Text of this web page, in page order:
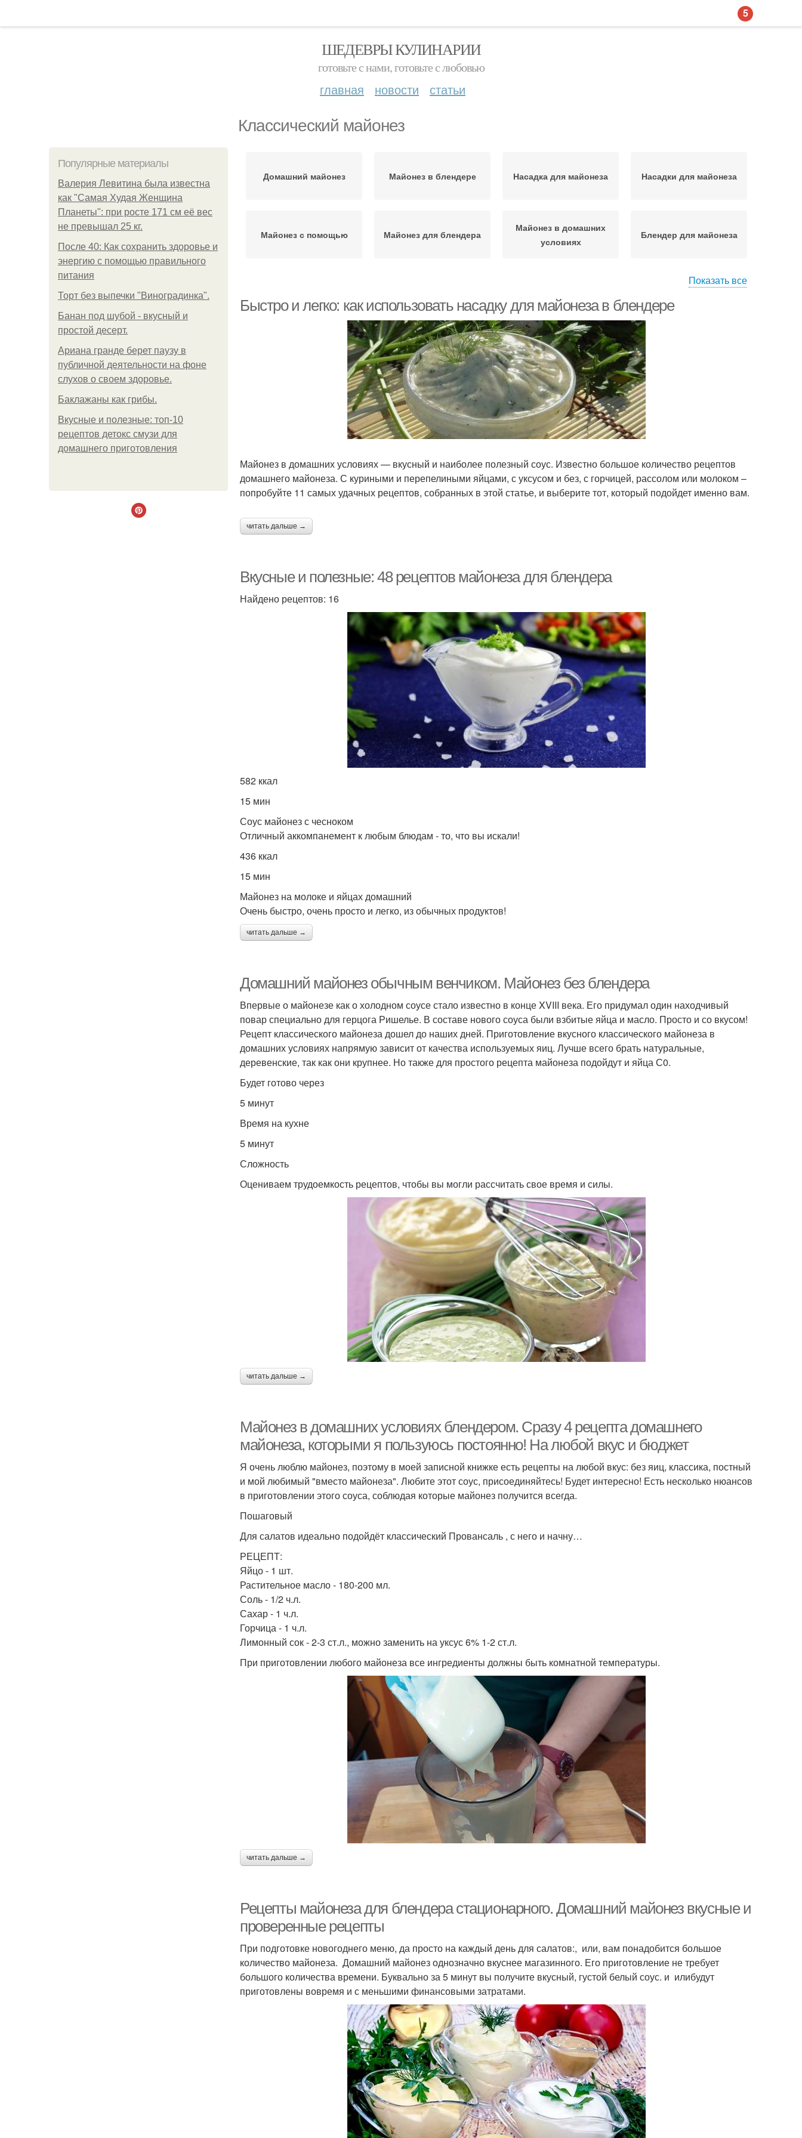
ШЕДЕВРЫ КУЛИНАРИИ
готовьте с нами, готовьте с любовью
главная новости статьи
Классический майонез
Популярные материалы
Валерия Левитина была известна
как "Самая Худая Женщина
Планеты": при росте 171 см её вес
не превышал 25 кг.
После 40: Как сохранить здоровье и
энергию с помощью правильного
питания
Торт без выпечки "Виноградинка".
Банан под шубой - вкусный и
простой десерт.
Ариана гранде берет паузу в
публичной деятельности на фоне
слухов о своем здоровье.
Баклажаны как грибы.
Вкусные и полезные: топ-10
рецептов детокс смузи для
домашнего приготовления
Домашний майонез Майонез в блендере Насадка для майонеза Насадки для майонеза
Майонез с помощью Майонез для блендера
Майонез в домашних
условиях
Блендер для майонеза
порошке
желтках
Майонез без горчицы Полезный майонез Майонез с горчицей
Майонез с лимонным
Майонез с уксусом
Майонез в
измельчителе
Блендер с майонезом
Быстрый майонез Майонез на желтках Майонез без яиц
Майонез без погружного
блендера
Минутный майонез
Показать все
Быстро и легко: как использовать насадку для майонеза в блендере
Майонез в домашних условиях — вкусный и наиболее полезный соус. Известно большое количество рецептов
домашнего майонеза. С куриными и перепелиными яйцами, с уксусом и без, с горчицей, рассолом или молоком –
попробуйте 11 самых удачных рецептов, собранных в этой статье, и выберите тот, который подойдет именно вам.
читать дальше →
Вкусные и полезные: 48 рецептов майонеза для блендера
Найдено рецептов: 16
582 ккал
15 мин
Соус майонез с чесноком
Отличный аккомпанемент к любым блюдам - то, что вы искали!
436 ккал
15 мин
Майонез на молоке и яйцах домашний
Очень быстро, очень просто и легко, из обычных продуктов!
читать дальше →
Домашний майонез обычным венчиком. Майонез без блендера
Впервые о майонезе как о холодном соусе стало известно в конце XVIII века. Его придумал один находчивый
повар специально для герцога Ришелье. В составе нового соуса были взбитые яйца и масло. Просто и со вкусом!
Рецепт классического майонеза дошел до наших дней. Приготовление вкусного классического майонеза в
домашних условиях напрямую зависит от качества используемых яиц. Лучше всего брать натуральные,
деревенские, так как они крупнее. Но также для простого рецепта майонеза подойдут и яйца С0.
Будет готово через
5 минут
Время на кухне
5 минут
Сложность
Оцениваем трудоемкость рецептов, чтобы вы могли рассчитать свое время и силы.
читать дальше →
Майонез в домашних условиях блендером. Сразу 4 рецепта домашнего
майонеза, которыми я пользуюсь постоянно! На любой вкус и бюджет
Я очень люблю майонез, поэтому в моей записной книжке есть рецепты на любой вкус: без яиц, классика, постный
и мой любимый "вместо майонеза". Любите этот соус, присоединяйтесь! Будет интересно! Есть несколько нюансов
в приготовлении этого соуса, соблюдая которые майонез получится всегда.
Пошаговый
Для салатов идеально подойдёт классический Провансаль , с него и начну…
РЕЦЕПТ:
Яйцо - 1 шт.
Растительное масло - 180-200 мл.
Соль - 1/2 ч.л.
Сахар - 1 ч.л.
Горчица - 1 ч.л.
Лимонный сок - 2-3 ст.л., можно заменить на уксус 6% 1-2 ст.л.
При приготовлении любого майонеза все ингредиенты должны быть комнатной температуры.
читать дальше →
Рецепты майонеза для блендера стационарного. Домашний майонез вкусные и
проверенные рецепты
При подготовке новогоднего меню, да просто на каждый день для салатов:, или, вам понадобится большое
количество майонеза. Домашний майонез однозначно вкуснее магазинного. Его приготовление не требует
большого количества времени. Буквально за 5 минут вы получите вкусный, густой белый соус. и илибудут
приготовлены вовремя и с меньшими финансовыми затратами.
5